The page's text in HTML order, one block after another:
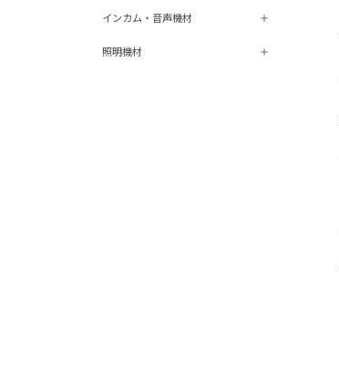
インカム・音声機材
照明機材